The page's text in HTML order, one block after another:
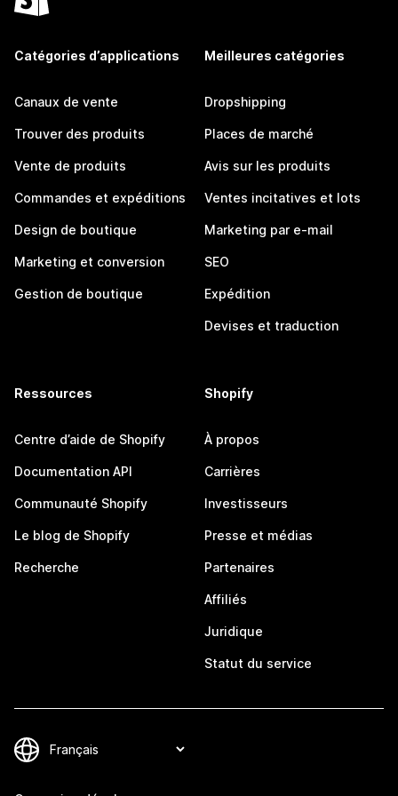
Catégories d’applications
Canaux de vente
Trouver des produits
Vente de produits
Commandes et expéditions
Design de boutique
Marketing et conversion
Gestion de boutique
Meilleures catégories
Dropshipping
Places de marché
Avis sur les produits
Ventes incitatives et lots
Marketing par e-mail
SEO
Expédition
Devises et traduction
Ressources
Centre d’aide de Shopify
Documentation API
Communauté Shopify
Le blog de Shopify
Recherche
Shopify
À propos
Carrières
Investisseurs
Presse et médias
Partenaires
Affiliés
Juridique
Statut du service